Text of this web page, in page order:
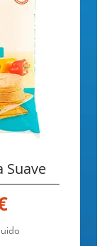
Suave